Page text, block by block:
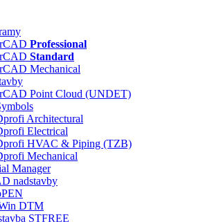
Professional
Standard
Mechanical
Point Cloud (UNDET)
Architectural
Electrical
HVAC & Piping (TZB)
Mechanical
Manager
nadstavby
DTM
STFREE